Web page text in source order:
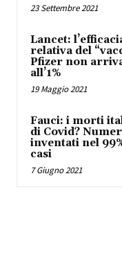
23 Settembre 2021
Lancet:
relativa del
Pfizer non
all’1%
19 Maggio 2021
Fauci: i morti
di Covid?
inventati nel
casi
7 Giugno 2021